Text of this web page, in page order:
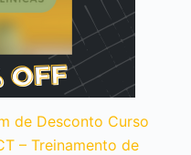
de Desconto Curso
– Treinamento de